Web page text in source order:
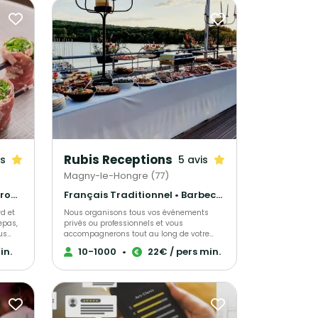
Barbecue et grillades • Gastronomique • Cuisine régionale
et
des
la
Rubis Receptions 5 avis
Magny-le-Hongre (77)
Français Traditionnel • Barbecue et grillades • Gastronomique
Nous organisons tous vos événements
privés ou professionnels et vous
accompagnerons tout au long de votre
projet. Pour plus de renseignements, venez
nous rencontrer !
10-1000 • 22€ / pers min.